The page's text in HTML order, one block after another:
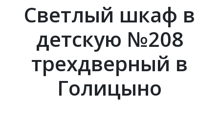
Светлый шкаф в
детскую №208
трехдверный в
Голицыно